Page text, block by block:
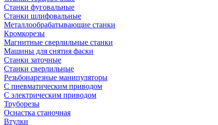
Станки фуговальные
Станки шлифовальные
Металлообрабатывающие станки
Кромкорезы
Магнитные сверлильные станки
Машины для снятия фаски
Станки заточные
Станки сверлильные
Резьбонарезные манипуляторы
С пневматическим приводом
С электрическим приводом
Труборезы
Оснастка станочная
Втулки